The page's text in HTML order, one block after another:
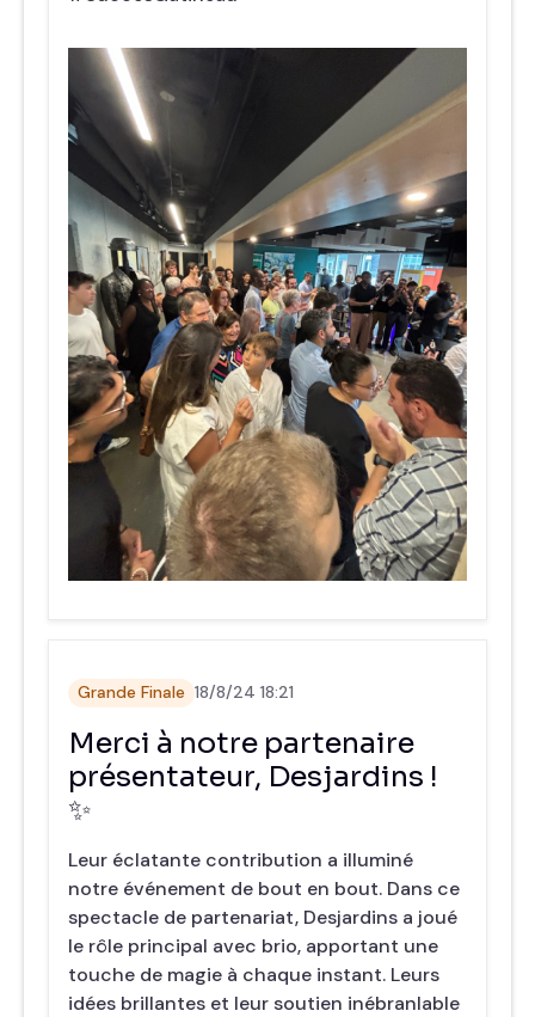
Grande Finale 18/8/24 18:21
Merci à notre partenaire
présentateur, Desjardins !
✨
Leur éclatante contribution a illuminé
notre événement de bout en bout. Dans ce
spectacle de partenariat, Desjardins a joué
le rôle principal avec brio, apportant une
touche de magie à chaque instant. Leurs
idées brillantes et leur soutien inébranlable